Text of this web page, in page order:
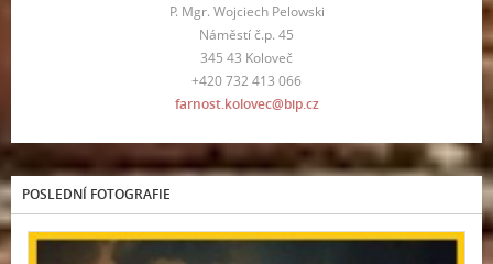
P. Mgr. Wojciech Pelowski
Náměstí č.p. 45
345 43 Koloveč
+420 732 413 066
farnost.kolovec@bip.cz
POSLEDNÍ FOTOGRAFIE